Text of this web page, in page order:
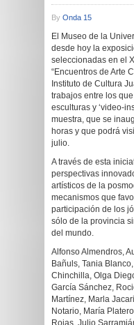
By Onda 15
El Museo de la
desde hoy la
seleccionadas en el
“Encuentros de Arte
Instituto de Cultura
trabajos entre los
esculturas y ‘video-
muestra, que se
horas y que podrá
julio.
A través de esta
perspectivas
artísticos de la
mecanismos que
participación de los
sólo de la provincia
del mundo.
Alfonso Almendros,
Bañuls, Tania
Chinchilla, Olga
García Sánchez,
Martínez, Marla
Notario, María
Rojas, Julio